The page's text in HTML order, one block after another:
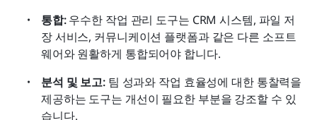
통합: 우수한 작업 관리 도구는 CRM 시스템, 파일 저
장 서비스, 커뮤니케이션 플랫폼과 같은 다른 소프트
웨어와 원활하게 통합되어야 합니다.
분석 및 보고: 팀 성과와 작업 효율성에 대한 통찰력을
제공하는 도구는 개선이 필요한 부분을 강조할 수 있
습니다.